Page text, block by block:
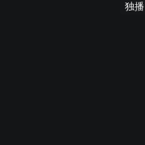
独播